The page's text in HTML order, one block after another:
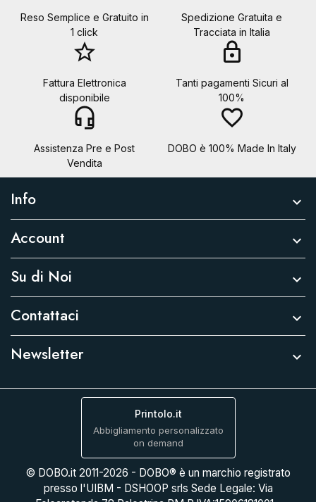
Reso Semplice e Gratuito in
1 click
Spedizione Gratuita e
Tracciata in Italia
star_border
Fattura Elettronica
disponibile
lock
Tanti pagamenti Sicuri al
100%
headset_mic
Assistenza Pre e Post
Vendita
favorite_border
DOBO è 100% Made In Italy
Info 
Account 
Su di Noi 
Contattaci 
Newsletter 
Printolo.it
Abbigliamento personalizzato
on demand
© DOBO.it 2011-2026 - DOBO® è un marchio registrato
presso l'UIBM - DSHOOP srls Sede Legale: Via